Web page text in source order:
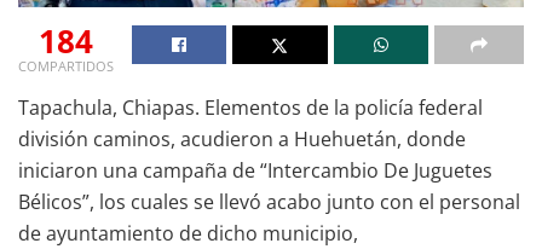
184
COMPARTIDOS
Tapachula, Chiapas. Elementos de la policía federal
división caminos, acudieron a Huehuetán, donde
iniciaron una campaña de “Intercambio De Juguetes
Bélicos”, los cuales se llevó acabo junto con el personal
de ayuntamiento de dicho municipio,